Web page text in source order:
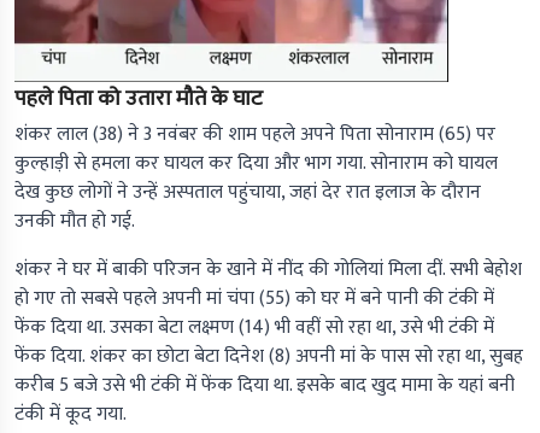
पहले पिता को उतारा मौते के घाट
शंकर लाल (38) ने 3 नवंबर की शाम पहले अपने पिता सोनाराम (65) पर
कुल्हाड़ी से हमला कर घायल कर दिया और भाग गया. सोनाराम को घायल
देख कुछ लोगों ने उन्हें अस्पताल पहुंचाया, जहां देर रात इलाज के दौरान
उनकी मौत हो गई.
शंकर ने घर में बाकी परिजन के खाने में नींद की गोलियां मिला दीं. सभी बेहोश
हो गए तो सबसे पहले अपनी मां चंपा (55) को घर में बने पानी की टंकी में
फेंक दिया था. उसका बेटा लक्ष्मण (14) भी वहीं सो रहा था, उसे भी टंकी में
फेंक दिया. शंकर का छोटा बेटा दिनेश (8) अपनी मां के पास सो रहा था, सुबह
करीब 5 बजे उसे भी टंकी में फेंक दिया था. इसके बाद खुद मामा के यहां बनी
टंकी में कूद गया.